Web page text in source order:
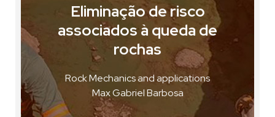
Eliminação de risco
associados à queda de
rochas
Rock Mechanics and applications
Max Gabriel Barbosa
Mina do Sossego, Brasil
VER FOTO
VER GEOPOSTAL